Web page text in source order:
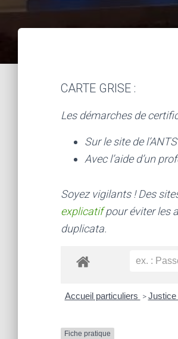
CARTE GRISE :
Les démarches de
Sur le site de
Avec l’aide d’un
Soyez vigilants ! Des
explicatifpour éviter les
duplicata.
Accueil particuliers > Justice
Fiche pratique